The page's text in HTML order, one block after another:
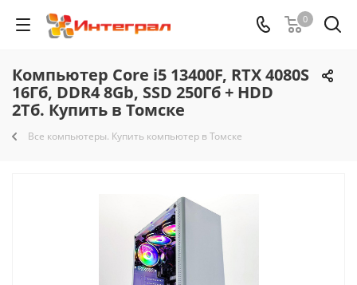
0
Компьютер Core i5 13400F, RTX 4080S
16Гб, DDR4 8Gb, SSD 250Гб + HDD
2Тб. Купить в Томске
Все компьютеры. Купить компьютер в Томске